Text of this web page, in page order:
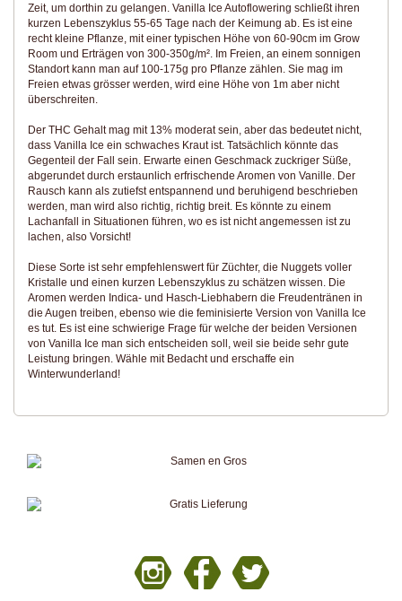
Zeit, um dorthin zu gelangen. Vanilla Ice Autoflowering schließt ihren
kurzen Lebenszyklus 55-65 Tage nach der Keimung ab. Es ist eine
recht kleine Pflanze, mit einer typischen Höhe von 60-90cm im Grow
Room und Erträgen von 300-350g/m². Im Freien, an einem sonnigen
Standort kann man auf 100-175g pro Pflanze zählen. Sie mag im
Freien etwas grösser werden, wird eine Höhe von 1m aber nicht
überschreiten.
Der THC Gehalt mag mit 13% moderat sein, aber das bedeutet nicht,
dass Vanilla Ice ein schwaches Kraut ist. Tatsächlich könnte das
Gegenteil der Fall sein. Erwarte einen Geschmack zuckriger Süße,
abgerundet durch erstaunlich erfrischende Aromen von Vanille. Der
Rausch kann als zutiefst entspannend und beruhigend beschrieben
werden, man wird also richtig, richtig breit. Es könnte zu einem
Lachanfall in Situationen führen, wo es ist nicht angemessen ist zu
lachen, also Vorsicht!
Diese Sorte ist sehr empfehlenswert für Züchter, die Nuggets voller
Kristalle und einen kurzen Lebenszyklus zu schätzen wissen. Die
Aromen werden Indica- und Hasch-Liebhabern die Freudentränen in
die Augen treiben, ebenso wie die feminisierte Version von Vanilla Ice
es tut. Es ist eine schwierige Frage für welche der beiden Versionen
von Vanilla Ice man sich entscheiden soll, weil sie beide sehr gute
Leistung bringen. Wähle mit Bedacht und erschaffe ein
Winterwunderland!